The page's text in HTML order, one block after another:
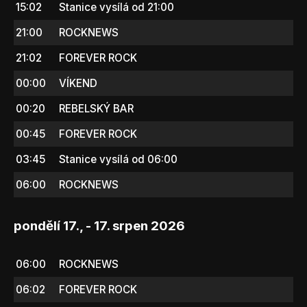
15:02
Stanice vysílá od 21:00
21:00
ROCKNEWS
21:02
FOREVER ROCK
00:00
VÍKEND
00:20
REBELSKÝ BAR
00:45
FOREVER ROCK
03:45
Stanice vysílá od 06:00
06:00
ROCKNEWS
pondělí 17., - 17. srpen 2026
06:00
ROCKNEWS
06:02
FOREVER ROCK